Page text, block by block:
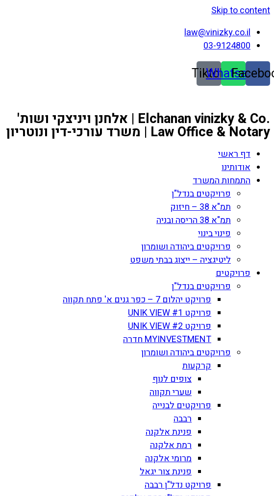
Skip to content
law@vinizky.co.il
03-9124800
Whatsapp
Tiktok
.Elchanan vinizky & Co | אלחנן ויניצקי ושות'
Law Office & Notary | משרד עורכי-דין ונוטריון
דף ראשי
אודותינו
התמחות המשרד
פרויקטים בנדל"ן
תמ"א 38 – חיזוק
תמ"א 38 הריסה ובניה
פינוי בינוי
פרויקטים ביהודה ושומרון
ליטיגציה – ייצוג בבתי משפט
פרויקטים
פרויקטים בנדל"ן
פרויקט יהלום 7 – כפר גנים א' פתח תקווה
פרויקט UNIK VIEW #1
פרויקט UNIK VIEW #2
MYINVESTMENT חדרה
פרויקטים ביהודה ושומרון
קרקעות
צופים לנוף
שערי תקווה
פרויקטים לבנייה
רבבה
פנינת אלקנה
רמת אלקנה
מרומי אלקנה
פנינת צור יגאל
פרויקט נדל"ן רבבה